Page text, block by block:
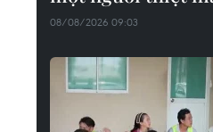
08/08/2026 09:03